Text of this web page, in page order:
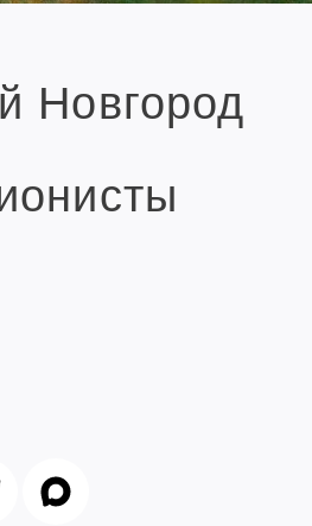
Новгород